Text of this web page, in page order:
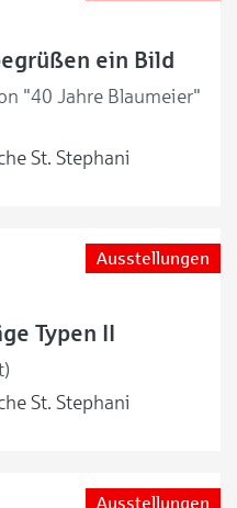
ein Bild
"40 Jahre Blaumeier"
St. Stephani
Ausstellungen
Typen II
St. Stephani
Ausstellungen